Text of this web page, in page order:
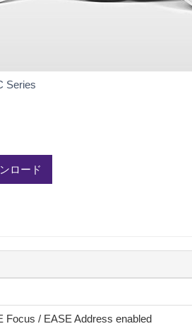
Series
ド
ロード
Focus / EASE Address enabled